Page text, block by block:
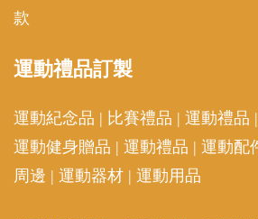
款
運動禮品訂製
運動紀念品 | 比賽禮品 | 運動禮品 |
運動健身贈品 | 運動禮品 | 運動配
周邊 | 運動器材 | 運動用品